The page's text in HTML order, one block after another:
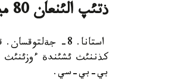
ذتئپ الئنعان 80 ميلليون ةؤرو يةسئز قالدئ
بي-بي-سي.